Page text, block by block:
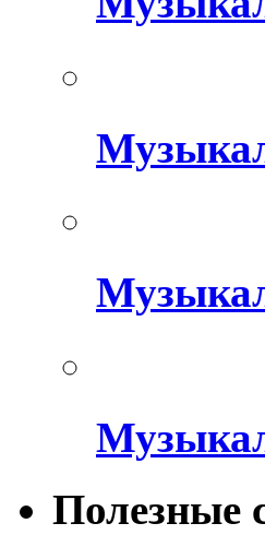
Полезные